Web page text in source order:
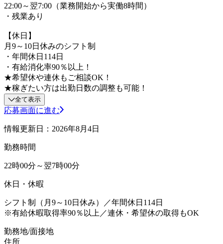
22:00～翌7:00（業務開始から実働8時間）
・残業あり
【休日】
月9～10日休みのシフト制
・年間休日114日
・有給消化率90％以上！
★希望休や連休もご相談OK！
★稼ぎたい方は出勤日数の調整も可能！
全て表示
応募画面に進む
情報更新日：2026年8月4日
勤務時間
22時00分～翌7時00分
休日・休暇
シフト制（月9～10日休み）／年間休日114日
※有給休暇取得率90％以上／連休・希望休の取得もOK
勤務地/面接地
住所